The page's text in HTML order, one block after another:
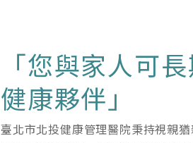
「您與家人可
健康夥伴」
臺北市北投健康管理醫院秉持視親